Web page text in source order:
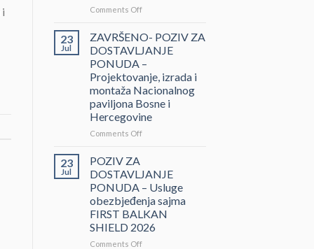
Comments Offon
JAVNI
POZIV
ZA
DOSTAVLJANJE
PONUDA
23
Jul
ZAVRŠENO- POZIV ZA
DOSTAVLJANJE
PONUDA –
Projektovanje, izrada i
montaža Nacionalnog
paviljona Bosne i
Hercegovine
Comments Offon
DOSTAVLJANJE
PONUDA
–
Projektovanje,
izrada
i
23
Jul
POZIV ZA
DOSTAVLJANJE
PONUDA – Usluge
obezbjeđenja sajma
FIRST BALKAN
SHIELD 2026
Comments Offon